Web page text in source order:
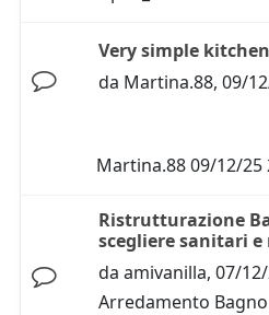
Very simple kitchen
da Martina.88, 09/
Martina.8809/12/25
Ristrutturazione
scegliere sanitari
da amivanilla, 07/
Arredamento Bagno